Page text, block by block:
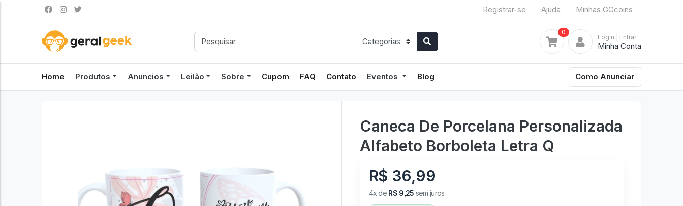
Registrar-se Ajuda Minhas GGcoins
0
Login | Entrar
Minha Conta
Home Produtos Anuncios Leilão Sobre Cupom FAQ Contato Eventos Blog Como Anunciar
Caneca De Porcelana Personalizada
Alfabeto Borboleta Letra Q
R$ 36,99
4x de R$ 9,25 sem juros